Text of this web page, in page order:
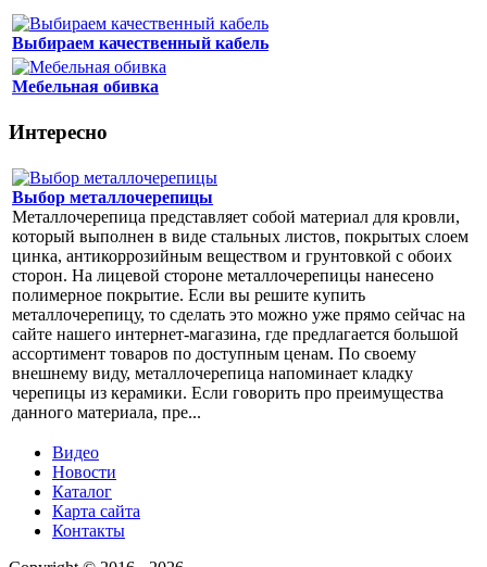
Выбираем качественный кабель
Мебельная обивка
Интересно
Выбор металлочерепицы
Металлочерепица представляет собой материал для кровли,
который выполнен в виде стальных листов, покрытых слоем
цинка, антикоррозийным веществом и грунтовкой с обоих
сторон. На лицевой стороне металлочерепицы нанесено
полимерное покрытие. Если вы решите купить
металлочерепицу, то сделать это можно уже прямо сейчас на
сайте нашего интернет-магазина, где предлагается большой
ассортимент товаров по доступным ценам. По своему
внешнему виду, металлочерепица напоминает кладку
черепицы из керамики. Если говорить про преимущества
данного материала, пре...
Видео
Новости
Каталог
Карта сайта
Контакты